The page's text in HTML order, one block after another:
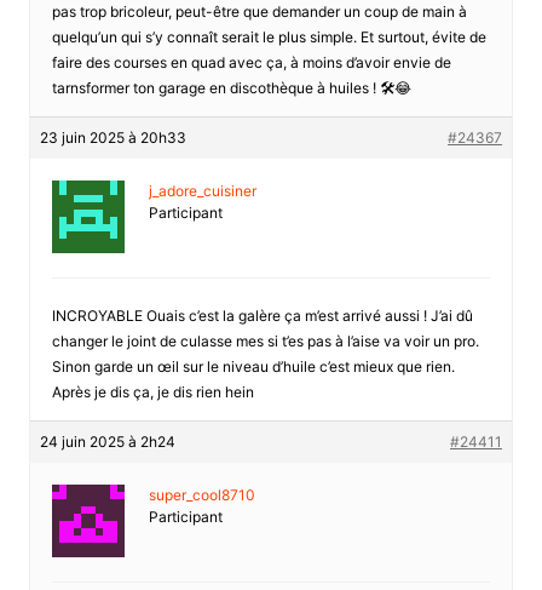
pas trop bricoleur, peut-être que demander un coup de main à
quelqu’un qui s’y connaît serait le plus simple. Et surtout, évite de
faire des courses en quad avec ça, à moins d’avoir envie de
tarnsformer ton garage en discothèque à huiles ! 🛠️😂
23 juin 2025 à 20h33 #24367
j_adore_cuisiner
Participant
INCROYABLE Ouais c’est la galère ça m’est arrivé aussi ! J’ai dû
changer le joint de culasse mes si t’es pas à l’aise va voir un pro.
Sinon garde un œil sur le niveau d’huile c’est mieux que rien.
Après je dis ça, je dis rien hein
24 juin 2025 à 2h24 #24411
super_cool8710
Participant